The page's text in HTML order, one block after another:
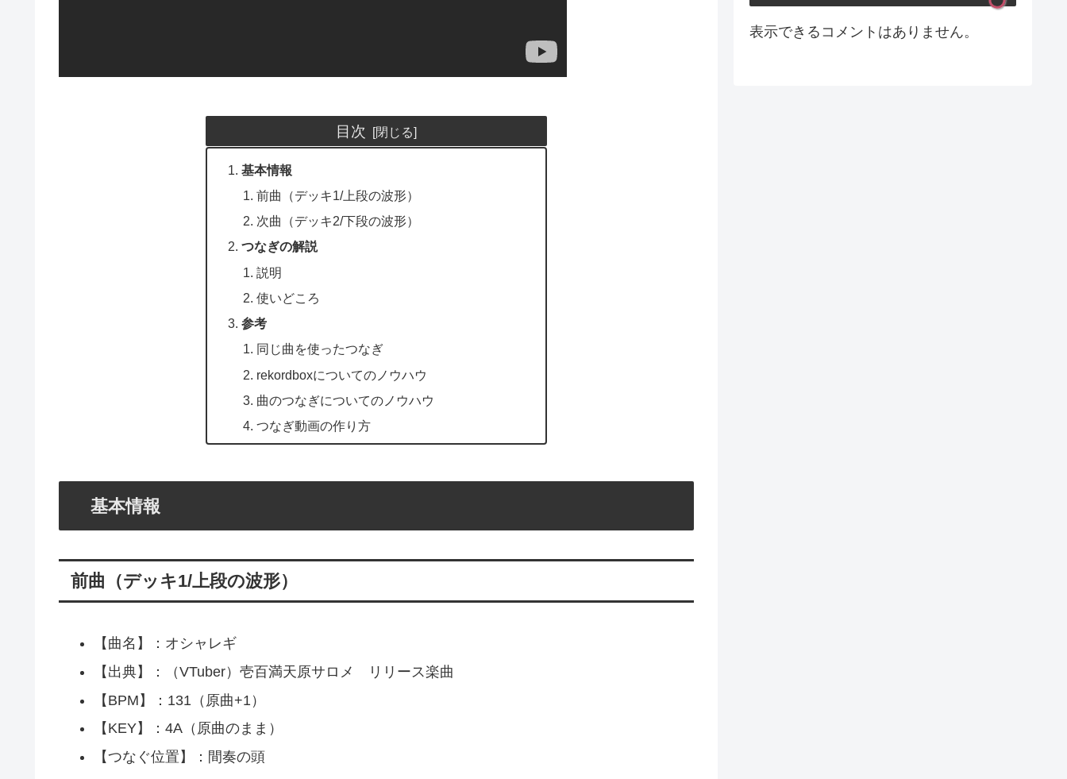
目次
基本情報
前曲（デッキ1/上段の波形）
次曲（デッキ2/下段の波形）
つなぎの解説
説明
使いどころ
参考
同じ曲を使ったつなぎ
rekordboxについてのノウハウ
曲のつなぎについてのノウハウ
つなぎ動画の作り方
基本情報
前曲（デッキ1/上段の波形）
【曲名】：オシャレギ
【出典】：（VTuber）壱百満天原サロメ リリース楽曲
【BPM】：131（原曲+1）
【KEY】：4A（原曲のまま）
【つなぐ位置】：間奏の頭
表示できるコメントはありません。